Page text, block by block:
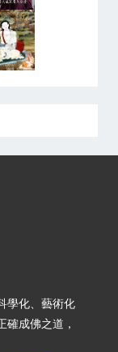
學化、藝術化
確成佛之道，